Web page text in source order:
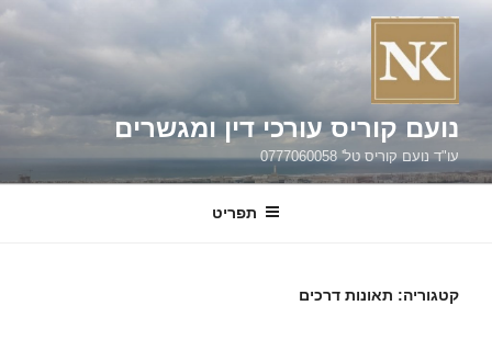
דילוג
נועם קוריס עורכי דין ומגשרים
עו"ד נועם קוריס טל' 0777060058
תפריט
קטגוריה: תאונות דרכים